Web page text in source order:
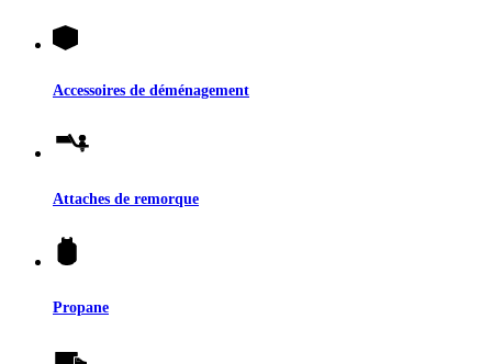
Accessoires de déménagement
Attaches de remorque
Propane